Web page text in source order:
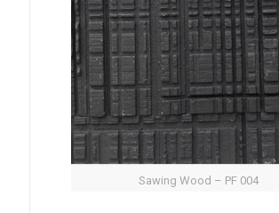
Sawing Wood – PF 004